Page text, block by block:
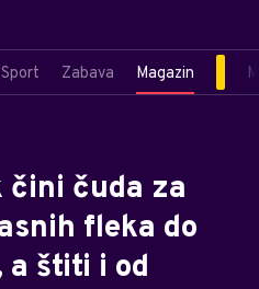
Sport Zabava Magazin
čuda za
fleka do
a štiti i od